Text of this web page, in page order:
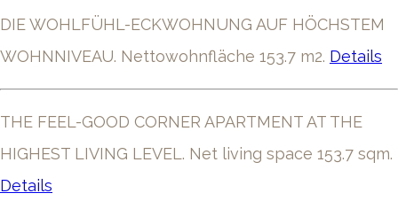
DIE WOHLFÜHL-ECKWOHNUNG AUF HÖCHSTEM
WOHNNIVEAU. Nettowohnfläche 153.7 m2. Details
THE FEEL-GOOD CORNER APARTMENT AT THE
HIGHEST LIVING LEVEL. Net living space 153.7 sqm.
Details